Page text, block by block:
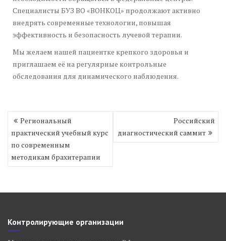
Специалисты БУЗ ВО «ВОНКОЦ» продолжают активно
внедрять современные технологии, повышая
эффективность и безопасность лучевой терапии.
Мы желаем нашей пациентке крепкого здоровья и
приглашаем её на регулярные контрольные
обследования для динамического наблюдения.
Навигация
записям
Региональный
практический учебный курс
по современным
методикам брахитерапии
Российский
диагностический саммит
Контролирующие организации